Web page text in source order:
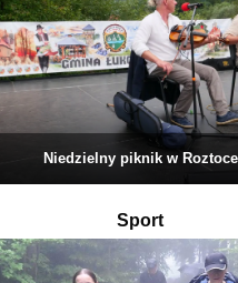
Niedzielny piknik w Roztoce
Sport